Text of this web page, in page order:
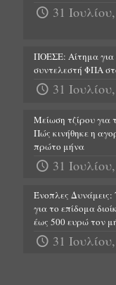
31
ΠΟΕΣΕ: Αίτημα
συντελεστή ΦΠΑ
31
Μείωση τζίρου για
Πώς κινήθηκε η
πρώτο μήνα
31
Ένοπλες
για το επίδομα
έως 500 ευρώ τον
31